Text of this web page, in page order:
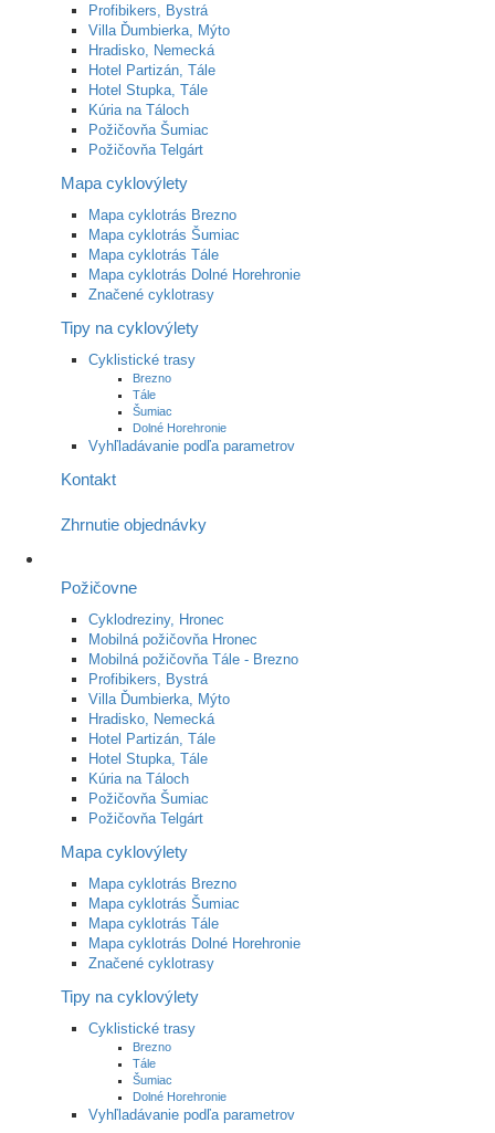
Profibikers, Bystrá
Villa Ďumbierka, Mýto
Hradisko, Nemecká
Hotel Partizán, Tále
Hotel Stupka, Tále
Kúria na Táloch
Požičovňa Šumiac
Požičovňa Telgárt
Mapa cyklovýlety
Mapa cyklotrás Brezno
Mapa cyklotrás Šumiac
Mapa cyklotrás Tále
Mapa cyklotrás Dolné Horehronie
Značené cyklotrasy
Tipy na cyklovýlety
Cyklistické trasy
Brezno
Tále
Šumiac
Dolné Horehronie
Vyhľladávanie podľa parametrov
Kontakt
Zhrnutie objednávky
Požičovne
Cyklodreziny, Hronec
Mobilná požičovňa Hronec
Mobilná požičovňa Tále - Brezno
Profibikers, Bystrá
Villa Ďumbierka, Mýto
Hradisko, Nemecká
Hotel Partizán, Tále
Hotel Stupka, Tále
Kúria na Táloch
Požičovňa Šumiac
Požičovňa Telgárt
Mapa cyklovýlety
Mapa cyklotrás Brezno
Mapa cyklotrás Šumiac
Mapa cyklotrás Tále
Mapa cyklotrás Dolné Horehronie
Značené cyklotrasy
Tipy na cyklovýlety
Cyklistické trasy
Brezno
Tále
Šumiac
Dolné Horehronie
Vyhľladávanie podľa parametrov